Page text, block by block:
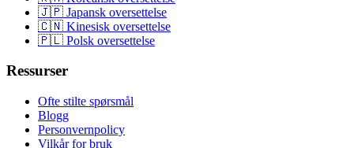
🇯🇵 Japansk oversettelse
🇨🇳 Kinesisk oversettelse
🇵🇱 Polsk oversettelse
Ressurser
Ofte stilte spørsmål
Blogg
Personvernpolicy
Vilkår for bruk